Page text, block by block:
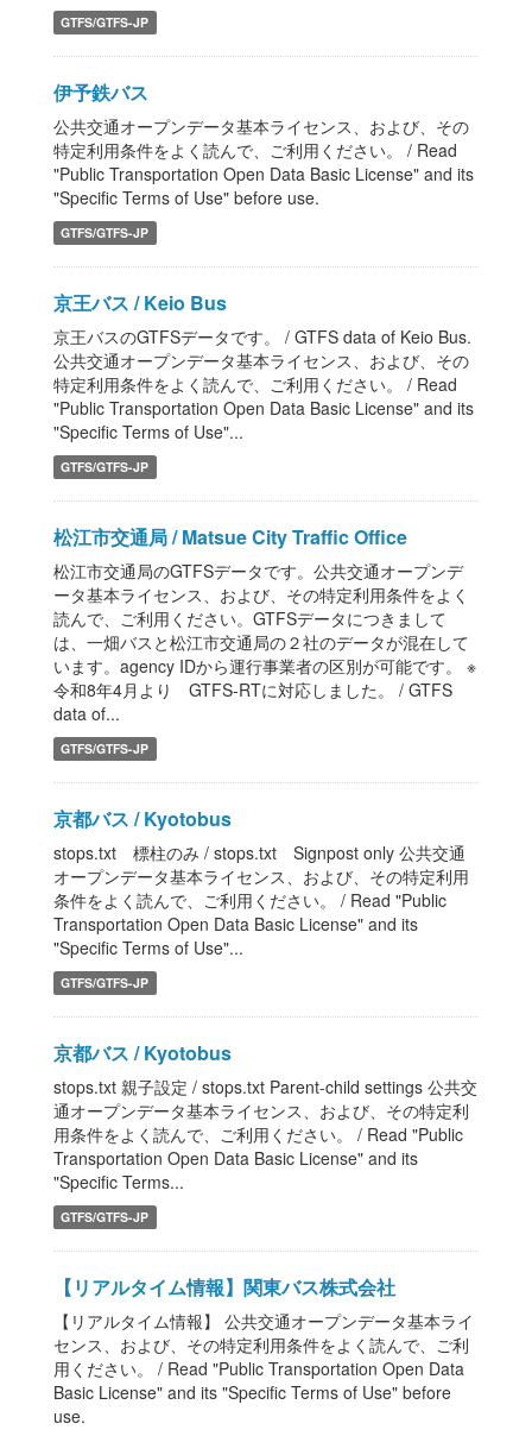
GTFS/GTFS-JP
伊予鉄バス
公共交通オープンデータ基本ライセンス、および、その
特定利用条件をよく読んで、ご利用ください。 / Read
"Public Transportation Open Data Basic License" and its
"Specific Terms of Use" before use.
GTFS/GTFS-JP
京王バス / Keio Bus
京王バスのGTFSデータです。 / GTFS data of Keio Bus.
公共交通オープンデータ基本ライセンス、および、その
特定利用条件をよく読んで、ご利用ください。 / Read
"Public Transportation Open Data Basic License" and its
"Specific Terms of Use"...
GTFS/GTFS-JP
松江市交通局 / Matsue City Traffic Office
松江市交通局のGTFSデータです。公共交通オープンデ
ータ基本ライセンス、および、その特定利用条件をよく
読んで、ご利用ください。GTFSデータにつきまして
は、一畑バスと松江市交通局の２社のデータが混在して
います。agency IDから運行事業者の区別が可能です。 ※
令和8年4月より GTFS-RTに対応しました。 / GTFS
data of...
GTFS/GTFS-JP
京都バス / Kyotobus
stops.txt 標柱のみ / stops.txt Signpost only 公共交通
オープンデータ基本ライセンス、および、その特定利用
条件をよく読んで、ご利用ください。 / Read "Public
Transportation Open Data Basic License" and its
"Specific Terms of Use"...
GTFS/GTFS-JP
京都バス / Kyotobus
stops.txt 親子設定 / stops.txt Parent-child settings 公共交
通オープンデータ基本ライセンス、および、その特定利
用条件をよく読んで、ご利用ください。 / Read "Public
Transportation Open Data Basic License" and its
"Specific Terms...
GTFS/GTFS-JP
【リアルタイム情報】関東バス株式会社
【リアルタイム情報】 公共交通オープンデータ基本ライ
センス、および、その特定利用条件をよく読んで、ご利
用ください。 / Read "Public Transportation Open Data
Basic License" and its "Specific Terms of Use" before
use.